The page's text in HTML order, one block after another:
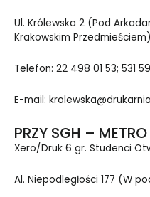
Ul. Królewska 2 (Pod
Krakowskim Przedmieściem)
Telefon: 22 498 01 53; 531
E-mail:
PRZY SGH –
Xero/Druk 6 gr. Studenci
Al. Niepodległości 177 (W